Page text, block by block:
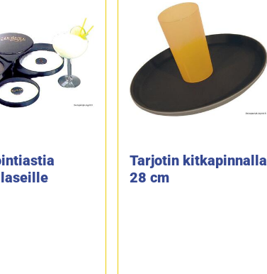
Tarjotin kitkapinnalla
28 cm